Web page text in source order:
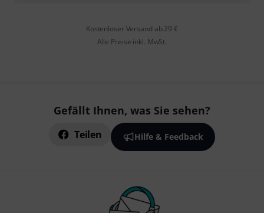
Kostenloser Versand ab 29 €
Alle Preise inkl. MwSt.
Gefällt Ihnen, was Sie sehen?
Teilen Hilfe & Feedback